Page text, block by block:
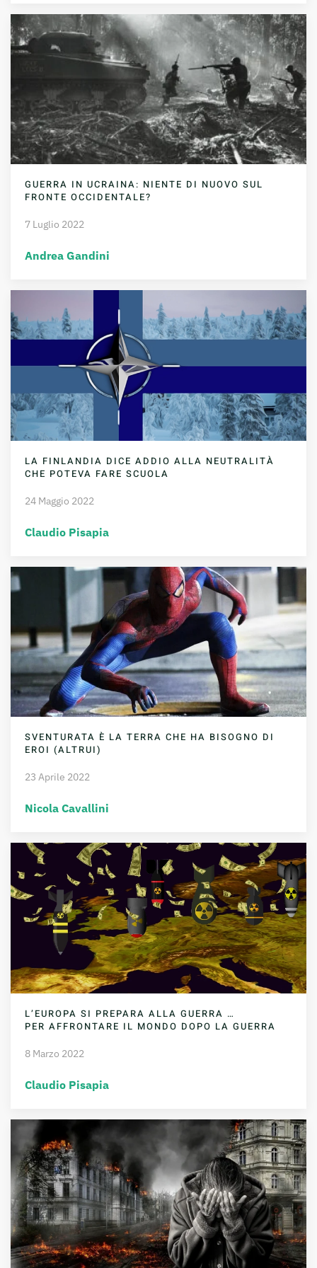
GUERRA IN UCRAINA: NIENTE DI NUOVO SUL
FRONTE OCCIDENTALE?
7 Luglio 2022
Andrea Gandini
LA FINLANDIA DICE ADDIO ALLA NEUTRALITÀ
CHE POTEVA FARE SCUOLA
24 Maggio 2022
Claudio Pisapia
SVENTURATA È LA TERRA CHE HA BISOGNO DI
EROI (ALTRUI)
23 Aprile 2022
Nicola Cavallini
L’EUROPA SI PREPARA ALLA GUERRA …
PER AFFRONTARE IL MONDO DOPO LA GUERRA
8 Marzo 2022
Claudio Pisapia